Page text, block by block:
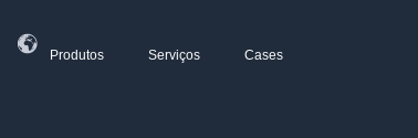
Produtos Serviços Cases